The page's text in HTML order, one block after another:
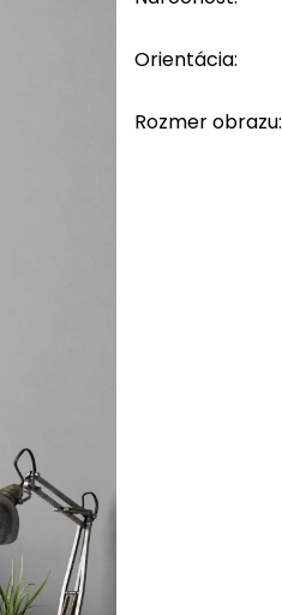
Orientácia:
Rozmer obrazu: